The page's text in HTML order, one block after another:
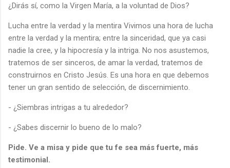
¿Dirás sí, como la Virgen María, a la voluntad de Dios?
Lucha entre la verdad y la mentira Vivimos una hora de lucha
entre la verdad y la mentira; entre la sinceridad, que ya casi
nadie la cree, y la hipocresía y la intriga. No nos asustemos,
tratemos de ser sinceros, de amar la verdad, tratemos de
construirnos en Cristo Jesús. Es una hora en que debemos
tener un gran sentido de selección, de discernimiento.
- ¿Siembras intrigas a tu alrededor?
- ¿Sabes discernir lo bueno de lo malo?
Pide. Ve a misa y pide que tu fe sea más fuerte, más
testimonial.